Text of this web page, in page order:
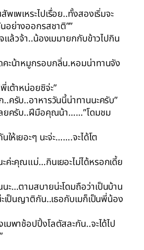
พเพเหระไปเรื่อย..ทั้งสองเริ่มจะ
ย่างออกรสชาติ””
แล้วจ้า..น้องเมมายกกับข้าวไปกิน
ะน้าหมูกรอบกลิ่น.หอมน่าทานจัง
เต้าหน่อยซิจ่ะ”
ครับ..อาหารวันนี้น่าทานนะครับ”
ยครับ..ฝีมือคุณน้า……”โดมชม
ให้เยอะๆ นะจ่ะ…….จะได้โต
ค่ะคุณแม่…กินเยอะไม่ได้หรอกเดี้ย
ะ…ตามสบายน่ะโดมถือว่าเป็นบ้าน
เป็นญาติกัน..เธอกับเมก็เป็นพี่น้อง
มพาช้อปปิ้งโลตัสละกัน..จะได้ไป